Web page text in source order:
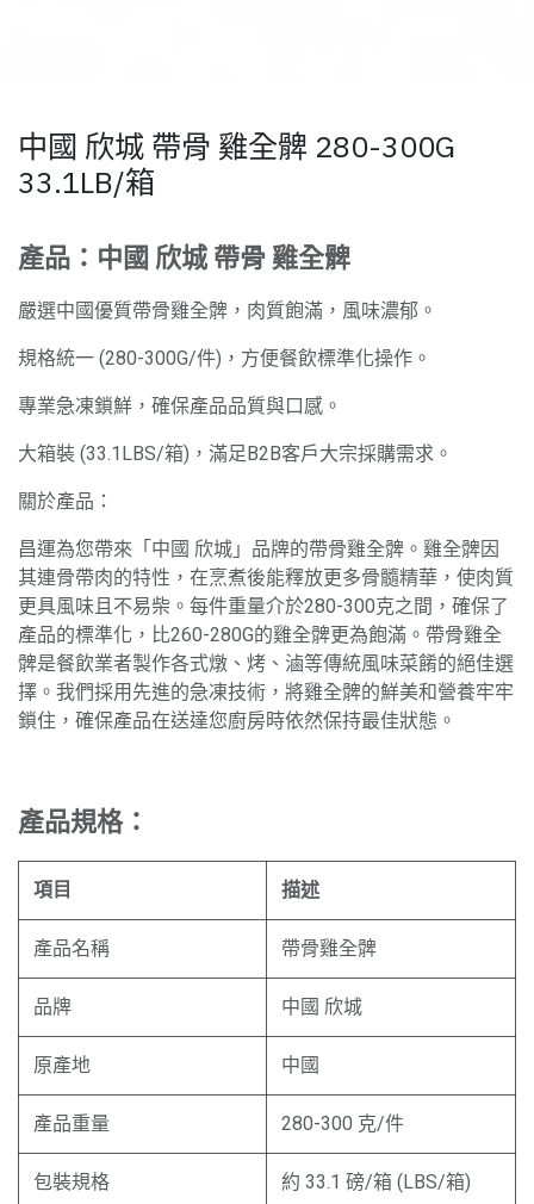
中國 欣城 帶骨 雞全髀 280-300G
33.1LB/箱
產品：中國 欣城 帶骨 雞全髀
嚴選中國優質帶骨雞全髀，肉質飽滿，風味濃郁。
規格統一 (280-300G/件)，方便餐飲標準化操作。
專業急凍鎖鮮，確保產品品質與口感。
大箱裝 (33.1LBS/箱)，滿足B2B客戶大宗採購需求。
關於產品：
昌運為您帶來「中國 欣城」品牌的帶骨雞全髀。雞全髀因
其連骨帶肉的特性，在烹煮後能釋放更多骨髓精華，使肉質
更具風味且不易柴。每件重量介於280-300克之間，確保了
產品的標準化，比260-280G的雞全髀更為飽滿。帶骨雞全
髀是餐飲業者製作各式燉、烤、滷等傳統風味菜餚的絕佳選
擇。我們採用先進的急凍技術，將雞全髀的鮮美和營養牢牢
鎖住，確保產品在送達您廚房時依然保持最佳狀態。
產品規格：
項目 描述
產品名稱 帶骨雞全髀
品牌 中國 欣城
原產地 中國
產品重量 280-300 克/件
包裝規格 約 33.1 磅/箱 (LBS/箱)